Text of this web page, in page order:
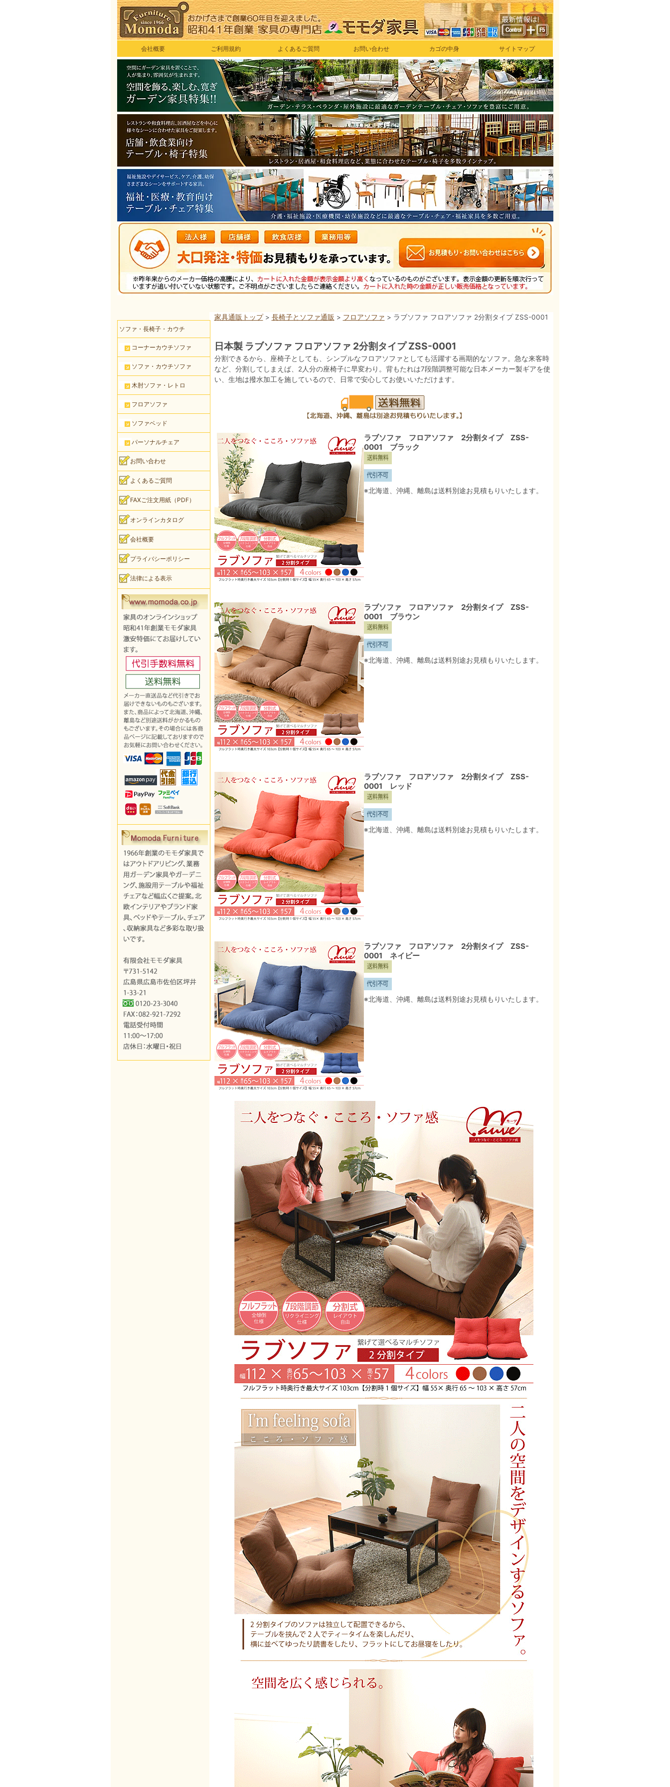
会社概要 ご利用規約 よくあるご質問 お問い合わせ カゴの中身 サイトマップ
家具通販トップ> 長椅子とソファ通販 > フロアソファ > ラブソファ フロアソファ 2分割タイプ ZSS-0001
日本製 ラブソファ フロアソファ 2分割タイプ ZSS-0001
分割できるから、座椅子としても、シンプルなフロアソファとしても活躍する画期的なソファ。急な来客時
など、分割してしまえば、2人分の座椅子に早変わり。背もたれは7段階調整可能な日本メーカー製ギアを使
い、生地は撥水加工を施しているので、日常で安心してお使いいただけます。
ラブソファ フロアソファ 2分割タイプ ZSS-
0001 ブラック
※北海道、沖縄、離島は送料別途お見積もりいたします。
ラブソファ フロアソファ 2分割タイプ ZSS-
0001 ブラウン
※北海道、沖縄、離島は送料別途お見積もりいたします。
ラブソファ フロアソファ 2分割タイプ ZSS-
0001 レッド
※北海道、沖縄、離島は送料別途お見積もりいたします。
ラブソファ フロアソファ 2分割タイプ ZSS-
0001 ネイビー
※北海道、沖縄、離島は送料別途お見積もりいたします。
ソファ・長椅子・カウチ
コーナーカウチソファ
ソファ・カウチソファ
木肘ソファ・レトロ
フロアソファ
ソファベッド
パーソナルチェア
お問い合わせ
よくあるご質問
FAXご注文用紙（PDF）
オンラインカタログ
会社概要
プライバシーポリシー
法律による表示